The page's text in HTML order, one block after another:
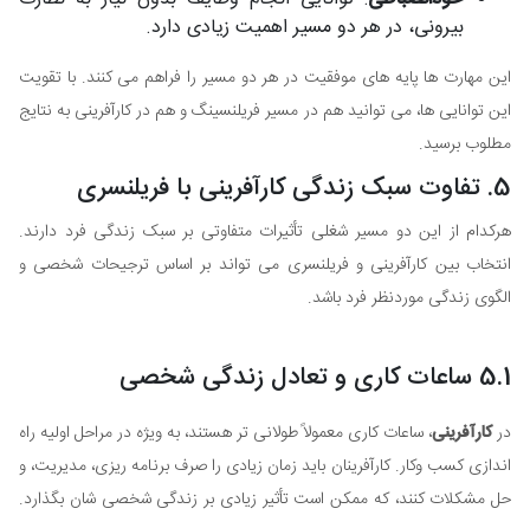
بیرونی، در هر دو مسیر اهمیت زیادی دارد.
این مهارت ها پایه های موفقیت در هر دو مسیر را فراهم می کنند. با تقویت
این توانایی ها، می توانید هم در مسیر فریلنسینگ و هم در کارآفرینی به نتایج
مطلوب برسید.
5. تفاوت سبک زندگی کارآفرینی با فریلنسری
هرکدام از این دو مسیر شغلی تأثیرات متفاوتی بر سبک زندگی فرد دارند.
انتخاب بین کارآفرینی و فریلنسری می تواند بر اساس ترجیحات شخصی و
الگوی زندگی موردنظر فرد باشد.
5.1 ساعات کاری و تعادل زندگی شخصی
درکارآفرینی، ساعات کاری معمولاً طولانی تر هستند، به ویژه در مراحل اولیه راه
اندازی کسب وکار. کارآفرینان باید زمان زیادی را صرف برنامه ریزی، مدیریت، و
حل مشکلات کنند، که ممکن است تأثیر زیادی بر زندگی شخصی شان بگذارد.